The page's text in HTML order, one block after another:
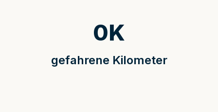
gefahrene Kilometer
0K